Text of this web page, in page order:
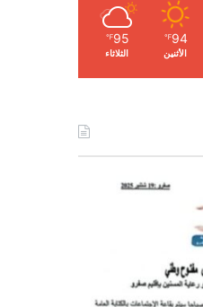
94
℉
الأثنين
95
℉
الثلاثاء